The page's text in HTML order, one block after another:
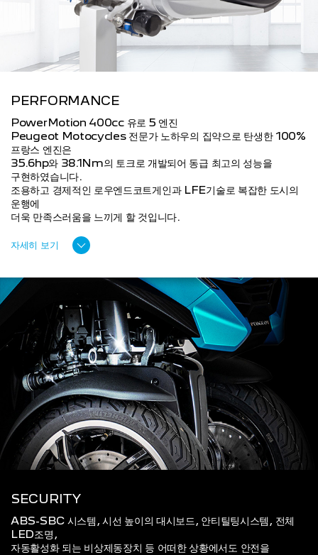
PERFORMANCE
PowerMotion 400cc 유로 5 엔진
Peugeot Motocycles 전문가 노하우의 집약으로 탄생한 100%
프랑스 엔진은
35.6hp와 38.1Nm의 토크로 개발되어 동급 최고의 성능을
구현하였습니다.
조용하고 경제적인 로우엔드코트게인과 LFE기술로 복잡한 도시의
운행에
더욱 만족스러움을 느끼게 할 것입니다.
자세히 보기
SECURITY
ABS-SBC 시스템, 시선 높이의 대시보드, 안티틸팅시스템, 전체
LED조명,
자동활성화 되는 비상제동장치 등 어떠한 상황에서도 안전을